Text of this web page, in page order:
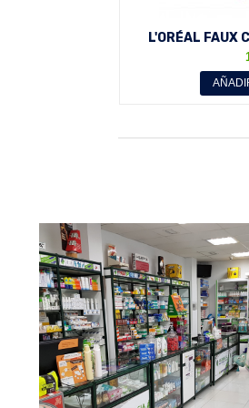
L'ORÉAL FAUX